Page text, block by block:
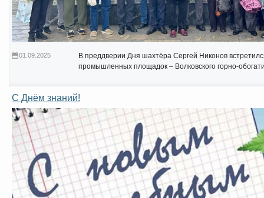
01.09.2025
В преддверии Дня шахтёра Сергей Никонов
промышленных площадок – Волковского горно-
С Днём знаний!